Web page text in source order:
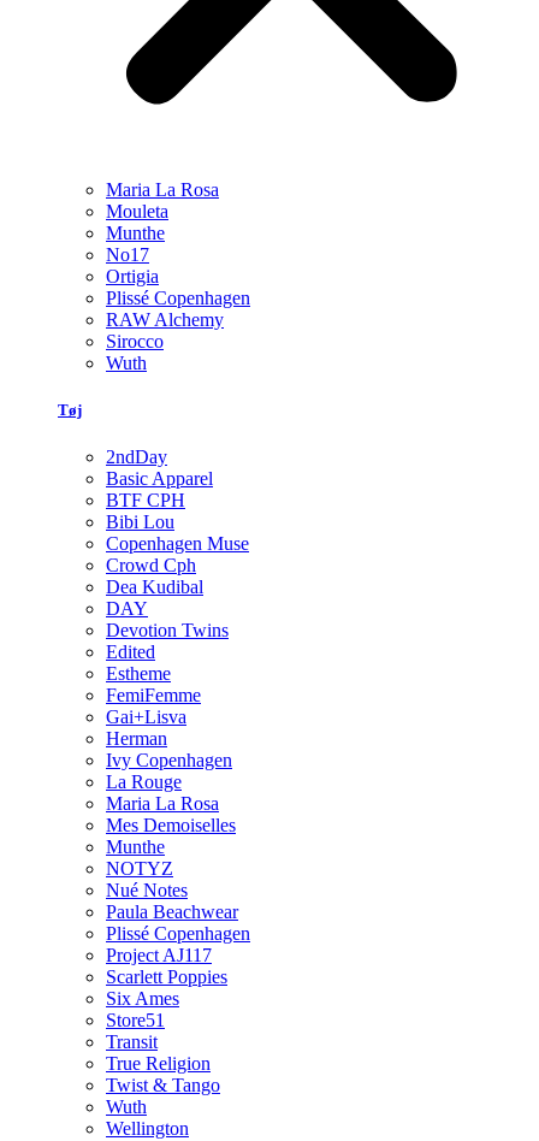
Maria La Rosa
Mouleta
Munthe
No17
Ortigia
Plissé Copenhagen
RAW Alchemy
Sirocco
Wuth
Tøj
2ndDay
Basic Apparel
BTF CPH
Bibi Lou
Copenhagen Muse
Crowd Cph
Dea Kudibal
DAY
Devotion Twins
Edited
Estheme
FemiFemme
Gai+Lisva
Herman
Ivy Copenhagen
La Rouge
Maria La Rosa
Mes Demoiselles
Munthe
NOTYZ
Nué Notes
Paula Beachwear
Plissé Copenhagen
Project AJ117
Scarlett Poppies
Six Ames
Store51
Transit
True Religion
Twist & Tango
Wuth
Wellington